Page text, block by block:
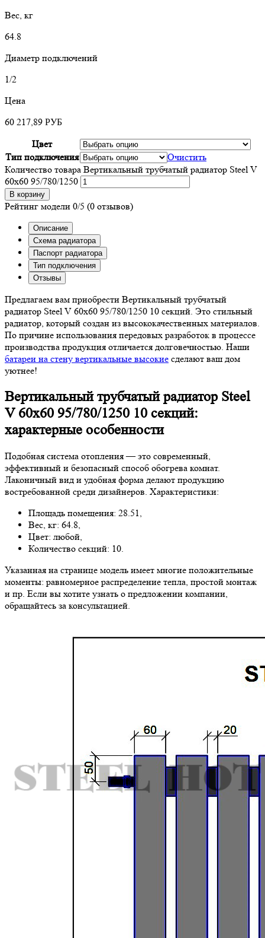
Вес, кг
64.8
Диаметр подключений
1/2
Цена
60 217,89 РУБ
Цвет
Тип подключения
Очистить
Количество товара Вертикальный трубчатый радиатор Steel V
60х60 95/780/1250
В корзину
Рейтинг модели 0/5 (0 отзывов)
Описание
Схема радиатора
Паспорт радиатора
Тип подключения
Отзывы
Предлагаем вам приобрести Вертикальный трубчатый
радиатор Steel V 60х60 95/780/1250 10 секций. Это стильный
радиатор, который создан из высококачественных материалов.
По причине использования передовых разработок в процессе
производства продукция отличается долговечностью. Наши
батареи на стену вертикальные высокие сделают ваш дом
уютнее!
Вертикальный трубчатый радиатор Steel
V 60х60 95/780/1250 10 секций:
характерные особенности
Подобная система отопления — это современный,
эффективный и безопасный способ обогрева комнат.
Лаконичный вид и удобная форма делают продукцию
востребованной среди дизайнеров. Характеристики:
Площадь помещения: 28.51,
Вес, кг: 64.8,
Цвет: любой,
Количество секций: 10.
Указанная на странице модель имеет многие положительные
моменты: равномерное распределение тепла, простой монтаж
и пр. Если вы хотите узнать о предложении компании,
обращайтесь за консультацией.